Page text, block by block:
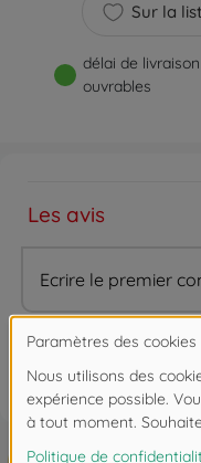
Sur la
délai de
ouvrables
Les avis
Ecrire le premier